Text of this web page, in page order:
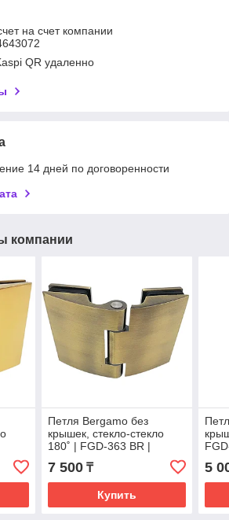
на счет компании
QR удаленно
14 дней по договоренности
компании
Петля Bergamo без
крышек, стекло-стекло
180˚ | FGD-363 BR |
Бронзовая
7 500₸
Купить
5